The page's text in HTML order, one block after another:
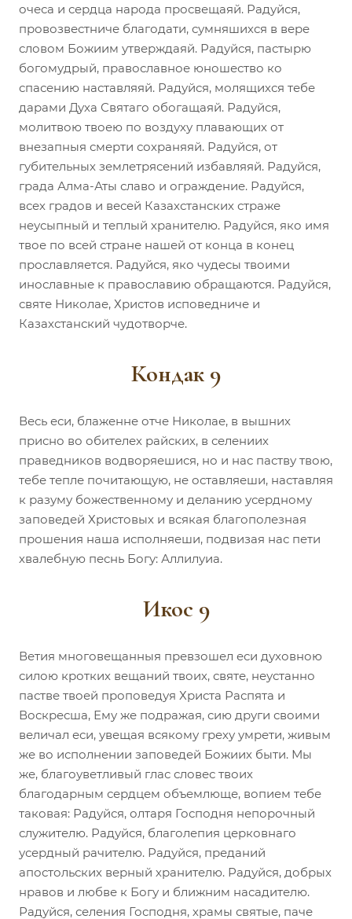
очеса и сердца народа просвещаяй. Радуйся,
провозвестниче благодати, сумняшихся в вере
словом Божиим утверждаяй. Радуйся, пастырю
богомудрый, православное юношество ко
спасению наставляяй. Радуйся, молящихся тебе
дарами Духа Святаго обогащаяй. Радуйся,
молитвою твоею по воздуху плавающих от
внезапныя смерти сохраняяй. Радуйся, от
губительных землетрясений избавляяй. Радуйся,
града Алма-Аты славо и ограждение. Радуйся,
всех градов и весей Казахстанских страже
неусыпный и теплый хранителю. Радуйся, яко имя
твое по всей стране нашей от конца в конец
прославляется. Радуйся, яко чудесы твоими
инославные к православию обращаются. Радуйся,
святе Николае, Христов исповедниче и
Казахстанский чудотворче.
Кондак 9
Весь еси, блаженне отче Николае, в вышних
присно во обителех райских, в селениих
праведников водворяешися, но и нас паству твою,
тебе тепле почитающую, не оставляеши, наставляя
к разуму божественному и деланию усердному
заповедей Христовых и всякая благополезная
прошения наша исполняеши, подвизая нас пети
хвалебную песнь Богу: Аллилуиа.
Икос 9
Ветия многовещанныя превзошел еси духовною
силою кротких вещаний твоих, святе, неустанно
пастве твоей проповедуя Христа Распята и
Воскресша, Ему же подражая, сию други своими
величал еси, увещая всякому греху умрети, живым
же во исполнении заповедей Божиих быти. Мы
же, благоуветливый глас словес твоих
благодарным сердцем объемлюще, вопием тебе
таковая: Радуйся, олтаря Господня непорочный
служителю. Радуйся, благолепия церковнаго
усердный рачителю. Радуйся, преданий
апостольских верный хранителю. Радуйся, добрых
нравов и любве к Богу и ближним насадителю.
Радуйся, селения Господня, храмы святые, паче